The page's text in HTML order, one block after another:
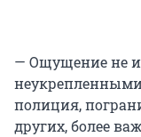
— Ощущение не
полиция,
других, более